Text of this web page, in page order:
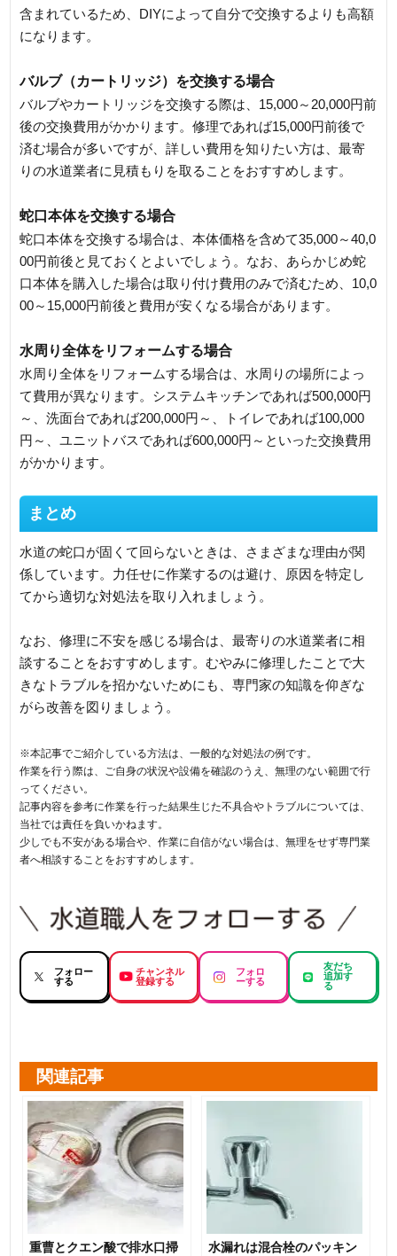
含まれているため、DIYによって自分で交換するよりも高額
になります。
バルブ（カートリッジ）を交換する場合
バルブやカートリッジを交換する際は、15,000～20,000円前
後の交換費用がかかります。修理であれば15,000円前後で
済む場合が多いですが、詳しい費用を知りたい方は、最寄
りの水道業者に見積もりを取ることをおすすめします。
蛇口本体を交換する場合
蛇口本体を交換する場合は、本体価格を含めて35,000～40,0
00円前後と見ておくとよいでしょう。なお、あらかじめ蛇
口本体を購入した場合は取り付け費用のみで済むため、10,0
00～15,000円前後と費用が安くなる場合があります。
水周り全体をリフォームする場合
水周り全体をリフォームする場合は、水周りの場所によっ
て費用が異なります。システムキッチンであれば500,000円
～、洗面台であれば200,000円～、トイレであれば100,000
円～、ユニットバスであれば600,000円～といった交換費用
がかかります。
まとめ
水道の蛇口が固くて回らないときは、さまざまな理由が関
係しています。力任せに作業するのは避け、原因を特定し
てから適切な対処法を取り入れましょう。
なお、修理に不安を感じる場合は、最寄りの水道業者に相
談することをおすすめします。むやみに修理したことで大
きなトラブルを招かないためにも、専門家の知識を仰ぎな
がら改善を図りましょう。
※本記事でご紹介している方法は、一般的な対処法の例です。
作業を行う際は、ご自身の状況や設備を確認のうえ、無理のない範囲で行
ってください。
記事内容を参考に作業を行った結果生じた不具合やトラブルについては、
当社では責任を負いかねます。
少しでも不安がある場合や、作業に自信がない場合は、無理をせず専門業
者へ相談することをおすすめします。
フォロー
する
チャンネル
登録する
フォロ
ーする
友だち
追加す
る
関連記事
重曹とクエン酸で排水口掃
水漏れは混合栓のパッキン